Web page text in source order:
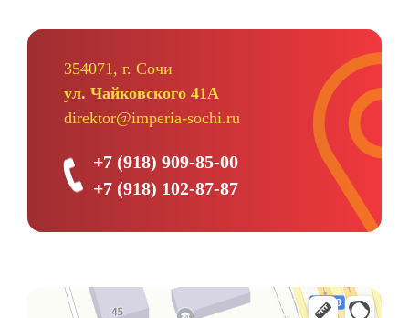
354071, г. Сочи
ул. Чайковского 41А
direktor@imperia-sochi.ru
+7 (918) 909-85-00
+7 (918) 102-87-87